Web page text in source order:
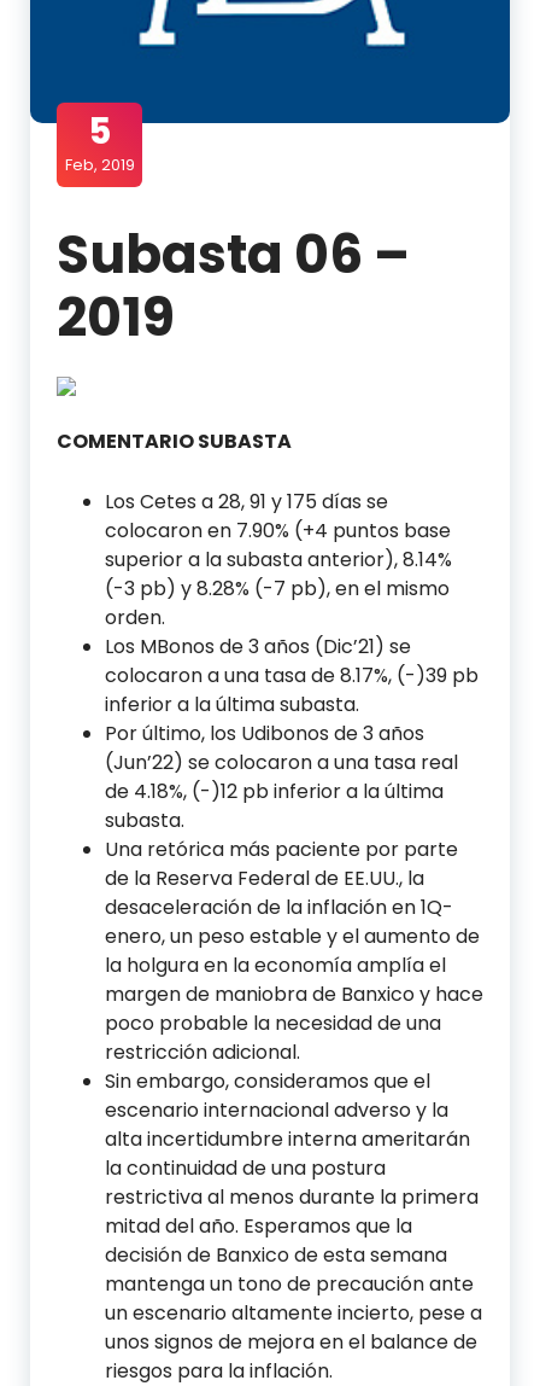
5
Feb, 2019
Subasta 06 –
2019
COMENTARIO SUBASTA
Los Cetes a 28, 91 y 175 días se
colocaron en 7.90% (+4 puntos base
superior a la subasta anterior), 8.14%
(-3 pb) y 8.28% (-7 pb), en el mismo
orden.
Los MBonos de 3 años (Dic’21) se
colocaron a una tasa de 8.17%, (-)39 pb
inferior a la última subasta.
Por último, los Udibonos de 3 años
(Jun’22) se colocaron a una tasa real
de 4.18%, (-)12 pb inferior a la última
subasta.
Una retórica más paciente por parte
de la Reserva Federal de EE.UU., la
desaceleración de la inflación en 1Q-
enero, un peso estable y el aumento de
la holgura en la economía amplía el
margen de maniobra de Banxico y hace
poco probable la necesidad de una
restricción adicional.
Sin embargo, consideramos que el
escenario internacional adverso y la
alta incertidumbre interna ameritarán
la continuidad de una postura
restrictiva al menos durante la primera
mitad del año. Esperamos que la
decisión de Banxico de esta semana
mantenga un tono de precaución ante
un escenario altamente incierto, pese a
unos signos de mejora en el balance de
riesgos para la inflación.